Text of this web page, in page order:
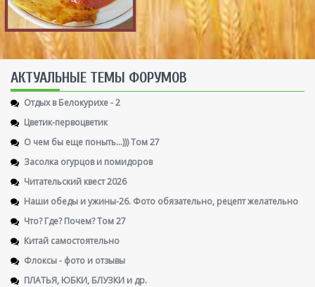
AКТУАЛЬНЫЕ ТЕМЫ ФОРУМОВ
Отдых в Белокурихе - 2
Цветик-первоцветик
О чем бы еще поныть...))) Том 27
Засолка огурцов и помидоров
Читательский квест 2026
Наши обеды и ужины-26. Фото обязательно, рецепт желательно
Что? Где? Почем? Том 27
Китай самостоятельно
Флоксы - фото и отзывы
ПЛАТЬЯ, ЮБКИ, БЛУЗКИ и др.